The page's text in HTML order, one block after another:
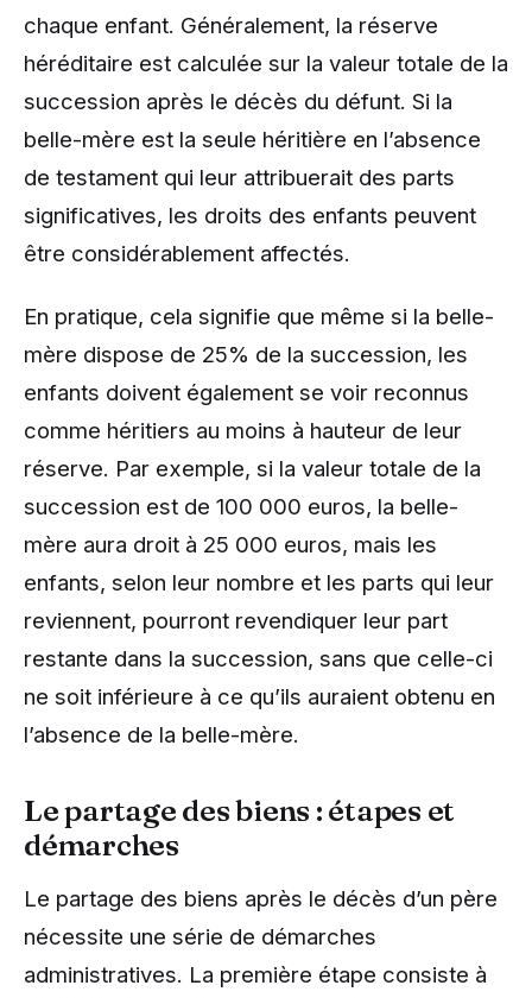
chaque enfant. Généralement, la réserve
héréditaire est calculée sur la valeur totale de la
succession après le décès du défunt. Si la
belle-mère est la seule héritière en l’absence
de testament qui leur attribuerait des parts
significatives, les droits des enfants peuvent
être considérablement affectés.
En pratique, cela signifie que même si la belle-
mère dispose de 25% de la succession, les
enfants doivent également se voir reconnus
comme héritiers au moins à hauteur de leur
réserve. Par exemple, si la valeur totale de la
succession est de 100 000 euros, la belle-
mère aura droit à 25 000 euros, mais les
enfants, selon leur nombre et les parts qui leur
reviennent, pourront revendiquer leur part
restante dans la succession, sans que celle-ci
ne soit inférieure à ce qu’ils auraient obtenu en
l’absence de la belle-mère.
Le partage des biens : étapes et
démarches
Le partage des biens après le décès d’un père
nécessite une série de démarches
administratives. La première étape consiste à